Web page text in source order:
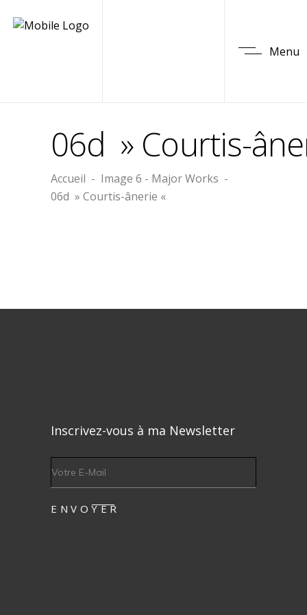
Menu
06d » Courtis-
Accueil - Image 6 - Major Works -
06d » Courtis-ânerie «
Inscrivez-vous à ma Newsletter